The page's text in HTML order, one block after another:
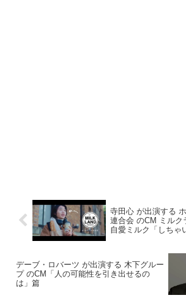
寺田心 が出演する
連合会 のCM ミルク
自愛ミルク「しちゃ
デーブ・ロバーツ が出演する 木下グルー
プ のCM「人の可能性を引き出せるの
は」篇